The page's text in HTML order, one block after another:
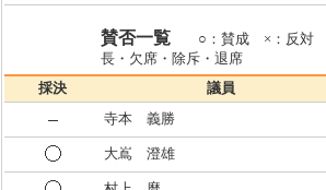
賛否一覧
○：賛成 ×：反対
長・欠席・除斥・退席
採決 議員
寺本 義勝
大嶌 澄雄